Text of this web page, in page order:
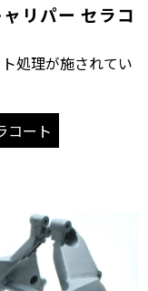
リパー セラコ
処理が施されてい
コート